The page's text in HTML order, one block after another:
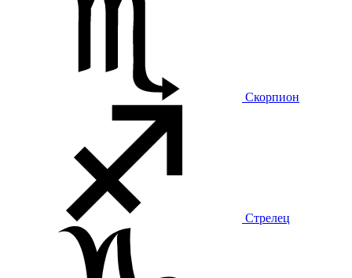
Скорпион
Стрелец